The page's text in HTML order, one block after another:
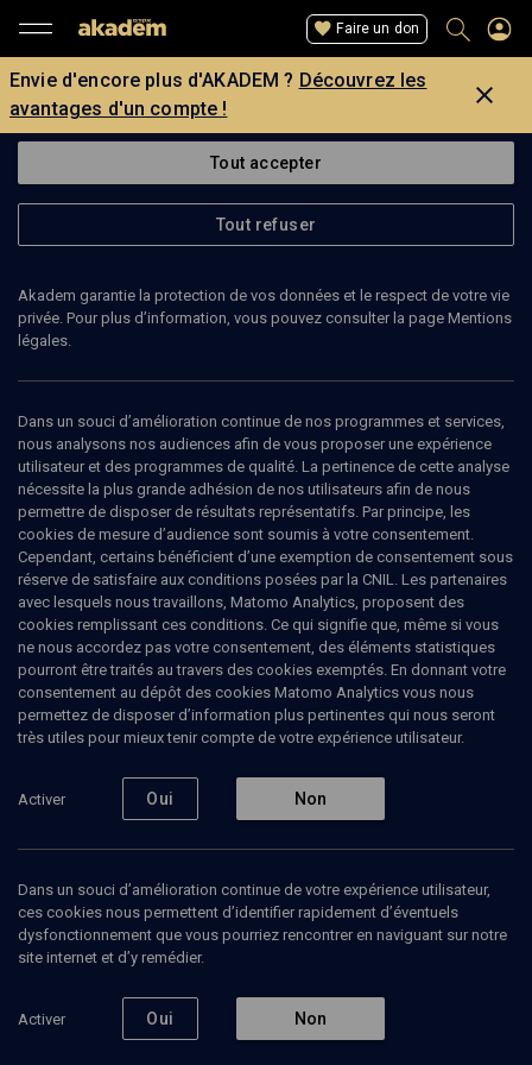
Faire un don
Envie d'encore plus d'AKADEM ? Découvrez les
avantages d'un compte !
Ajouter Partager J’aime
Abonnez-vous à notre newsletter
Société La rédaction
Tout accepter
Tout refuser
Akadem garantie la protection de vos données et le respect de votre vie
privée. Pour plus d’information, vous pouvez consulter la page Mentions
légales.
Dans un souci d’amélioration continue de nos programmes et services,
nous analysons nos audiences afin de vous proposer une expérience
utilisateur et des programmes de qualité. La pertinence de cette analyse
nécessite la plus grande adhésion de nos utilisateurs afin de nous
permettre de disposer de résultats représentatifs. Par principe, les
cookies de mesure d’audience sont soumis à votre consentement.
Cependant, certains bénéficient d’une exemption de consentement sous
réserve de satisfaire aux conditions posées par la CNIL. Les partenaires
avec lesquels nous travaillons, Matomo Analytics, proposent des
cookies remplissant ces conditions. Ce qui signifie que, même si vous
ne nous accordez pas votre consentement, des éléments statistiques
pourront être traités au travers des cookies exemptés. En donnant votre
consentement au dépôt des cookies Matomo Analytics vous nous
permettez de disposer d’information plus pertinentes qui nous seront
très utiles pour mieux tenir compte de votre expérience utilisateur.
Activer Oui Non
Dans un souci d’amélioration continue de votre expérience utilisateur,
ces cookies nous permettent d’identifier rapidement d’éventuels
dysfonctionnement que vous pourriez rencontrer en naviguant sur notre
site internet et d’y remédier.
Activer Oui Non